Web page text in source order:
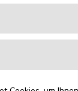
SIE
- 5749